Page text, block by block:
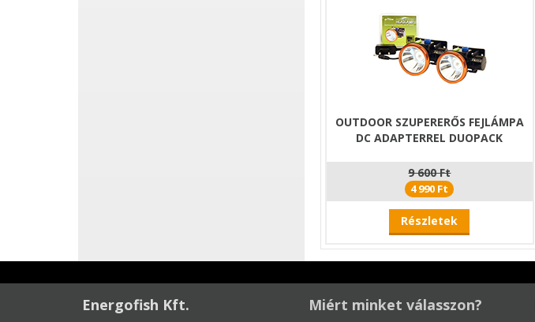
OUTDOOR SZUPERERŐS FEJLÁMPA
DC ADAPTERREL DUOPACK
9 600 Ft
4 990 Ft
Részletek
Energofish Kft. Miért minket válasszon?